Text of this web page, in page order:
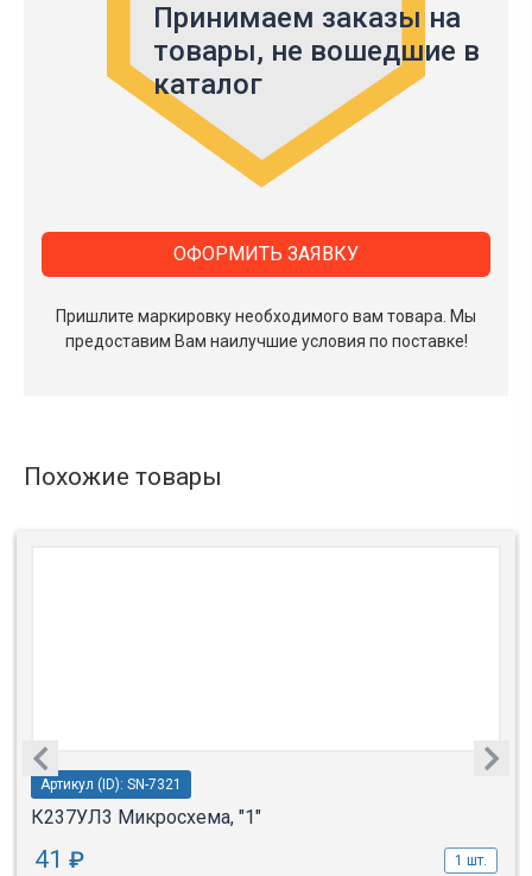
Принимаем заказы на
товары, не вошедшие в
каталог
Пришлите маркировку необходимого вам товара. Мы
предоставим Вам наилучшие условия по поставке!
ОФОРМИТЬ ЗАЯВКУ
Похожие товары
Артикул (ID): SN-7321
К237УЛ3 Микросхема, "1"
41 ₽ 1 шт.